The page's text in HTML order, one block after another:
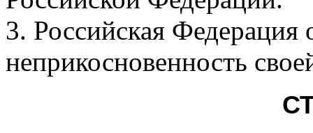
3. Российская Федерация
неприкосновенность